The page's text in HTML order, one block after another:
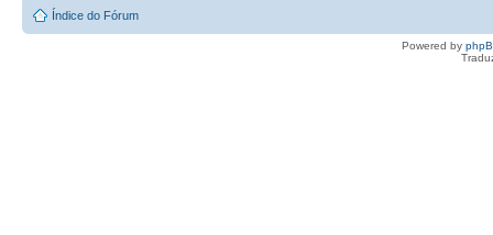
Índice do Fórum
Powered by